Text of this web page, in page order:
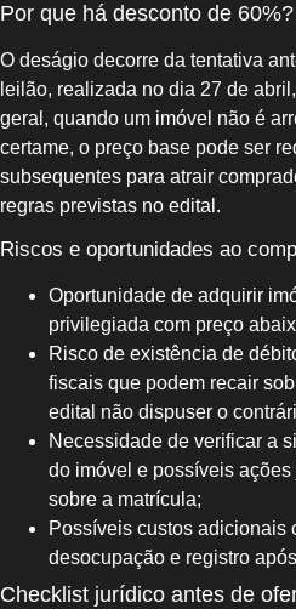
Por que há desconto de 60%?
O deságio decorre da tentativa
leilão, realizada no dia 27 de
geral, quando um imóvel não é
certame, o preço base pode ser
subsequentes para atrair
regras previstas no edital.
Riscos e oportunidades ao
Oportunidade de adquirir
privilegiada com preço
Risco de existência de
fiscais que podem recair
edital não dispuser o
Necessidade de verificar a
do imóvel e possíveis
sobre a matrícula;
Possíveis custos adicionais
desocupação e registro
Checklist jurídico antes de